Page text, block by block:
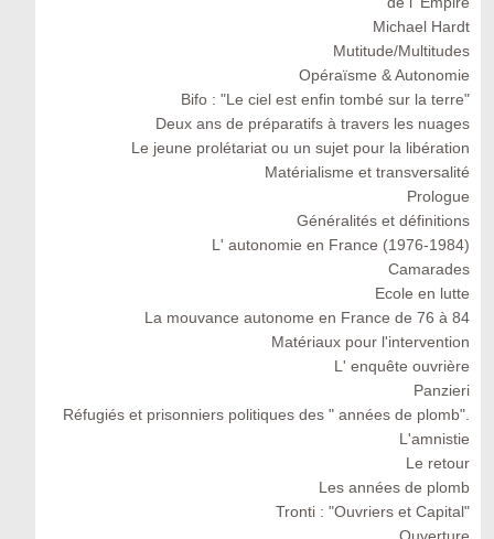
Michael Hardt
Mutitude/Multitudes
Opéraïsme & Autonomie
Bifo : "Le ciel est enfin tombé sur la terre"
Deux ans de préparatifs à travers les nuages
Le jeune prolétariat ou un sujet pour la libération
Matérialisme et transversalité
Prologue
Généralités et définitions
L' autonomie en France (1976-1984)
Camarades
Ecole en lutte
La mouvance autonome en France de 76 à 84
Matériaux pour l'intervention
L' enquête ouvrière
Panzieri
Réfugiés et prisonniers politiques des " années de plomb".
L'amnistie
Le retour
Les années de plomb
Tronti : "Ouvriers et Capital"